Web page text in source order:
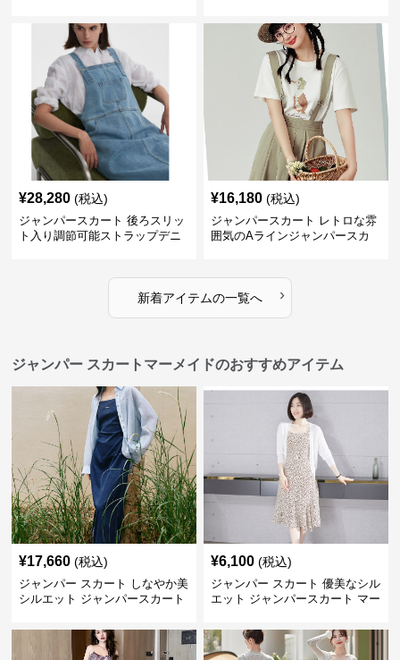
¥28,280 (税込)
ジャンパースカート 後ろスリッ
ト入り調節可能ストラップデニ
¥16,180 (税込)
ジャンパースカート レトロな雰
囲気のAラインジャンパースカ
新着アイテムの一覧へ ›
ジャンパー スカートマーメイドのおすすめアイテム
¥17,660 (税込)
ジャンパー スカート しなやか美
シルエット ジャンパースカート
¥6,100 (税込)
ジャンパー スカート 優美なシル
エット ジャンパースカート マー